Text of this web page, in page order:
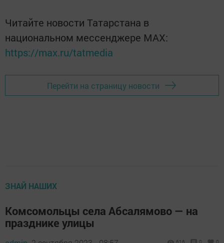
Читайте новости Татарстана в
национальном мессенджере MАХ:
https://max.ru/tatmedia
Перейти на страницу новости
ЗНАЙ НАШИХ
Комсомольцы села Абсалямово — на
празднике улицы